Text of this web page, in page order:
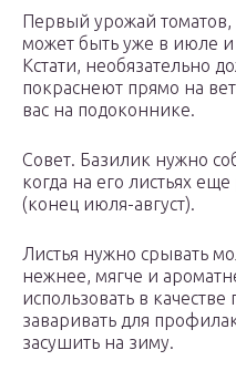
Первый урожай томатов,
может быть уже в июле и
Кстати, необязательно
покраснеют прямо на
вас на подоконнике.
Совет. Базилик нужно
когда на его листьях
(конец июля-август).
Листья нужно срывать
нежнее, мягче и
использовать в
заваривать для
засушить на зиму.